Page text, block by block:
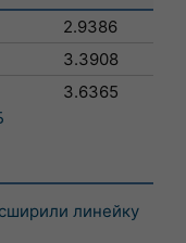
2.9386
3.3908
3.6365
линейку